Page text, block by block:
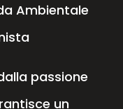
Ambientale
passione
un